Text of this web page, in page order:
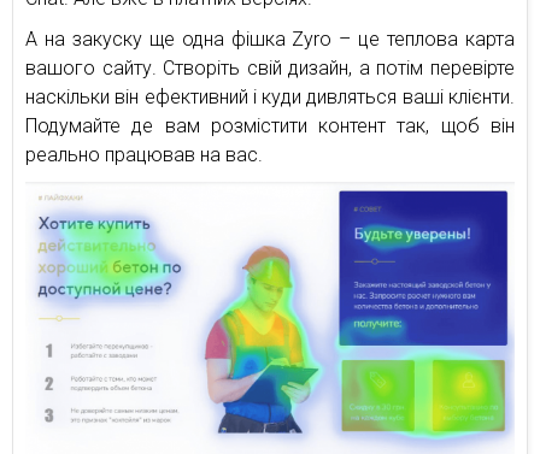
А на закуску ще одна фішка Zyro – це теплова карта
вашого сайту. Створіть свій дизайн, а потім перевірте
наскільки він ефективний і куди дивляться ваші клієнти.
Подумайте де вам розмістити контент так, щоб він
реально працював на вас.